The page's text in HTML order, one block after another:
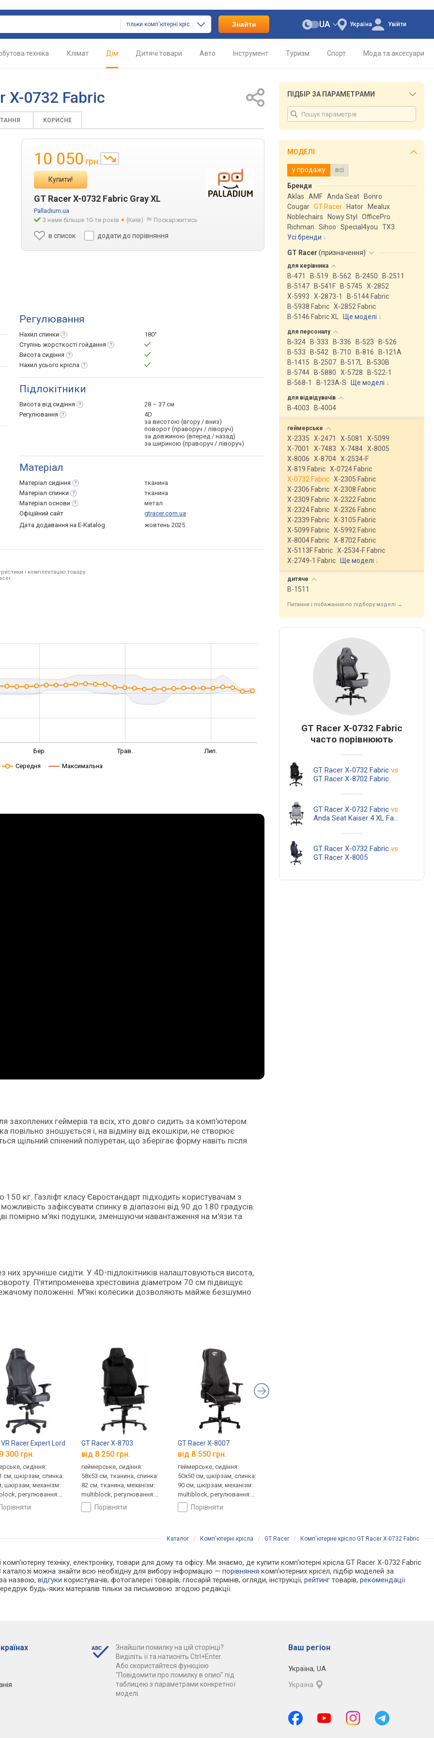
тільки комп'ютерні крісла Знайти Україна
UA Увійти
техніка Клімат Дім Дитячі товари Авто Інструмент Туризм Спорт Мода та аксесуари
X-0732 Fabric
КОРИСНЕ
10 050 грн.
Купити!
GT Racer X-0732 Fabric Gray XL
Palladium.ua
З нами більше 10-ти років
(Київ) Поскаржитись
в список додати до порівняння
Регулювання
Нахил спинки
180°
Ступінь жорсткості гойдання
Висота сидіння
Нахил усього крісла
Підлокітники
Висота від сидіння
28 – 37 см
Регулювання
4D
за висотою (вгору / вниз)
поворот (праворуч / ліворуч)
за довжиною (вперед / назад)
за шириною (праворуч / ліворуч)
Матеріал
Матеріал сидіння
тканина
Матеріал спинки
тканина
Матеріал основи
метал
Офіційний сайт
gtracer.com.ua
Дата додавання на E-Katalog
жовтень 2025
і комплектацію товару
Бер. Трав. Лип.
Середня Максимальна
геймерів та всіх, хто довго сидить за комп'ютером.
зношується і, на відміну від екошкіри, не створює
щільний спінений поліуретан, що зберігає форму навіть після
кг. Газліфт класу Євростандарт підходить користувачам з
зафіксувати спинку в діапазоні від 90 до 180 градусів.
помірно м'які подушки, зменшуючи навантаження на м'язи та
зручніше сидіти. У 4D-підлокітників налаштовуються висота,
П'ятипроменева хрестовина діаметром 70 см підвищує
положенні. М'які колесики дозволяють майже безшумно
Racer Expert Lord
300 грн.
сидіння:
см, шкірзам, спинка:
шкірзам, механізм:
регулювання:
висоти, жорсткості
порівняти
GT Racer X-8703
від 8 250 грн.
геймерське, сидіння:
58x53 см, тканина, спинка:
82 см, тканина, механізм:
multiblock, регулювання:
нахилу, висоти, жорсткості
порівняти
GT Racer X-8007
від 8 550 грн.
геймерське, сидіння:
50x50 см, шкірзам, спинка:
90 см, шкірзам, механізм:
multiblock, регулювання:
нахилу, висоти, жорсткості
порівняти
ПІДБІР ЗА ПАРАМЕТРАМИ
МОДЕЛІ
у продажу всі
Бренди
Aklas
AMF Anda Seat
Bonro
Cougar GT Racer Hator
Mealux
Noblechairs
Nowy Styl
OfficePro
Richman
Sihoo Special4you
ТX3
Усі бренди
GT Racer (призначення)
для керівника
B-471 B-519 B-562 B-2450
B-2511
B-5147
B-541F B-5745
X-2852
X-5993
X-2873-1
B-5144 Fabric
B-5938 Fabric X-2852 Fabric
B-5146 Fabric XL
Ще моделі ↓
для персоналу
B-324 B-333 B-336 B-523
B-526
B-533
B-542 B-710 B-816
B-121A
B-1415
B-2507 B-517L
B-530B
B-5744
B-5880 X-5728
B-522-1
B-568-1
B-123A-S Ще моделі ↓
для відвідувачів
B-4003 B-4004
геймерське
X-2335 X-2471 X-5081
X-5099
X-7001
X-7483 X-7484 X-8005
X-8006
X-8704 X-2534-F
X-819 Fabric X-0724 Fabric
X-0732 Fabric X-2305 Fabric
X-2306 Fabric X-2308 Fabric
X-2309 Fabric X-2322 Fabric
X-2324 Fabric X-2326 Fabric
X-2339 Fabric X-3105 Fabric
X-5099 Fabric X-5992 Fabric
X-8004 Fabric X-8702 Fabric
X-5113F Fabric X-2534-F Fabric
X-2749-1 Fabric
Ще моделі ↓
дитяче
B-1511
Питання і побажання по підбору моделі →
GT Racer X-0732 Fabric
часто порівнюють
GT Racer X-0732 Fabric vs
GT Racer X-8702 Fabric
GT Racer X-0732 Fabric vs
Anda Seat Kaiser 4 XL Fabric
GT Racer X-0732 Fabric vs
GT Racer X-8005
Каталог / Комп'ютерні крісла / GT Racer / Комп'ютерне крісло GT Racer X-0732 Fabric
комп'ютерну техніку, електроніку, товари для дому та офісу. Ми знаємо, де купити комп'ютерні крісла GT Racer X-0732 Fabric
можна знайти всю необхідну для вибору інформацію —порівняння комп'ютерних крісел, підбір моделей за
назвою,відгуки користувачів, фотогалереї товарів, глосарій термінів, огляди, інструкції,рейтинг товарів,рекомендації
будь-яких матеріалів тільки за письмовою згодою редакції.
Знайшли помилку на цій сторінці?
Виділіть її та натисніть Ctrl+Enter.
Або скористайтеся функцією
"Повідомити про помилку в описі" під
таблицею з параметрами конкретної
моделі.
Ваш регіон
Україна, UA
Україна